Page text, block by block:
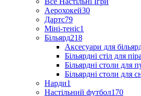
Аерохокей30
Дартс79
Міні-теніс1
Більярд218
Аксесуари для
Більярдні стіл для
Більярдні столи для
Більярдні столи для
Нарди1
Настільний футбол170